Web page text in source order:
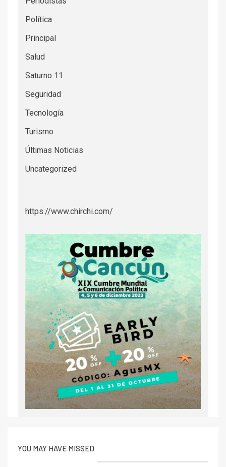
Política
Principal
Salud
Saturno 11
Seguridad
Tecnología
Turismo
Últimas Noticias
Uncategorized
https://www.chirchi.com/
YOU MAY HAVE MISSED